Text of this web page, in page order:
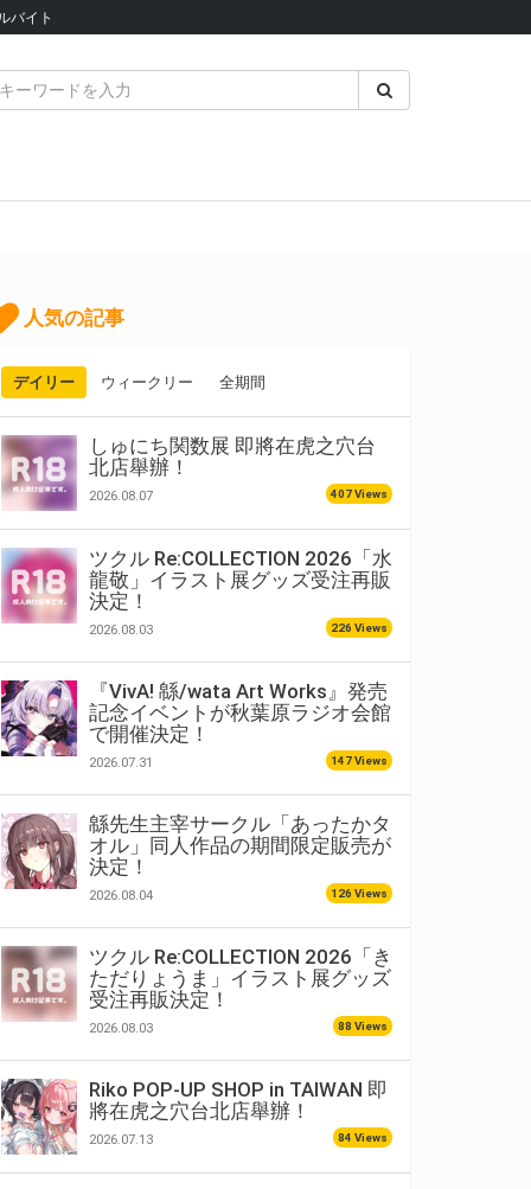
バイト
人気の記事
デイリー ウィークリー 全期間
しゅにち関数展 即將在虎之穴台
北店舉辦！
2026.08.07 407 Views
ツクル Re:COLLECTION 2026「水
龍敬」イラスト展グッズ受注再販
決定！
2026.08.03 226 Views
『VivA! 緜/wata Art Works』発売
記念イベントが秋葉原ラジオ会館
で開催決定！
2026.07.31 147 Views
緜先生主宰サークル「あったかタ
オル」同人作品の期間限定販売が
決定！
2026.08.04 126 Views
ツクル Re:COLLECTION 2026「き
ただりょうま」イラスト展グッズ
受注再販決定！
2026.08.03 88 Views
Riko POP-UP SHOP in TAIWAN 即
將在虎之穴台北店舉辦！
2026.07.13 84 Views